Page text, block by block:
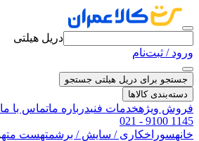
دریل هیلتی
ورود / ثبت‌نام
جستجو برای دریل هیلتی جستجو
دسته‌بندی کالاها
فروش ویژهخدمات فنیدرباره ماتماس با ما
021 - 9100 1145
خانهسوراخکاری / سایش / برشمتهست مته